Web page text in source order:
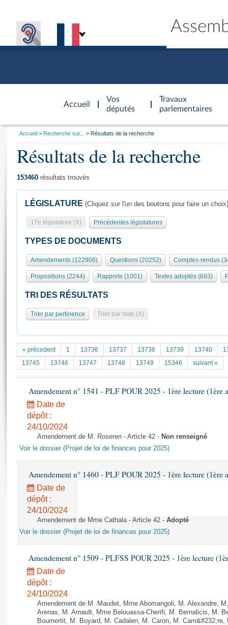
Accueil
d'accueil
Vos
députés
Travaux
parlementaires
Présidence
577 députés
Groupes politiques
Séance publique
Commissions et autres organes
Europe et International
Pétitions
Documents parlementaires
Projets de loi
Propositions de loi
Amendements
Textes adoptés
Rapports d'information
Rapports sur l'application des lois
Baromètre de l’application des lois
Budget et sécurité sociale
Comptes rendus des débats
Général
Rôle et pouvoirs de l'Assemblée
Organisation de l'Assemblée
Présidence Conférence des Présidents Bureau Collège des
Statistiques et chiffres clés
Documents de référence
( Constitution | Règlement de l'Assemblée ... )
Histoire
Juniors
Anciennes législatures
Liens vers les sites publics
Visiter l'Assemblée
Visite virtuelle du palais Bourbon
Assister à une séance
La Bibliothèque
Les archives
Contacts et plan d'accès
Photos libres de droit
Vous
Accueil Recherche sur... Résultats de la recherche
Résultats de la recherche
153460 résultats trouvés
LÉGISLATURE (Cliquez sur l'un des boutons pour faire un choix)
17e législature (X) Précédentes législatures
TYPES DE DOCUMENTS
Amendements (122906) Questions (20252) Comptes-rendus
Propositions (2244) Rapports (1001) Textes adoptés (693)
TRI DES RÉSULTATS
Trier par pertinence Trier par date (X)
« précedent 1 13736 13737 13738 13739 13740
13745
13746 13747 13748 13749 15346 suivant »
Amendement n° 1541 - PLF POUR 2025 - 1ère lecture (1ère
Date de
dépôt :
24/10/2024
Amendement de M. Roseren - Article 42 - Non renseigné
Voir le dossier (Projet de loi de finances pour 2025)
Amendement n° 1460 - PLF POUR 2025 - 1ère lecture (1ère
Date de
dépôt :
24/10/2024
Amendement de Mme Cathala - Article 42 - Adopté
Voir le dossier (Projet de loi de finances pour 2025)
Amendement n° 1509 - PLFSS POUR 2025 - 1ère lecture
Date de
dépôt :
24/10/2024
Amendement de M. Maudet, Mme Abomangoli, M. Alexandre,
Arenas, M. Arnault, Mme Belouassa-Cherifi, M. Bernalicis, M.
Boumertit, M. Boyard, M. Cadalen, M. Caron, M.